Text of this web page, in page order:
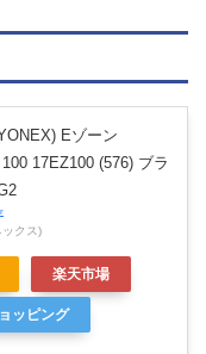
Eゾーン
17EZ100 (576) ブラ
クス)
楽天市場
ッピング